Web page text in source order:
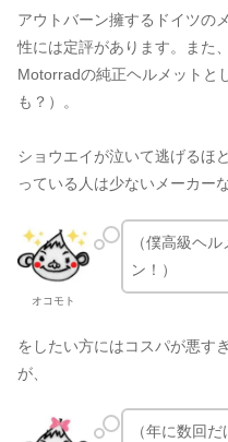
アウトバーン擁するドイツの
性には定評があります。また
Motorradの純正ヘルメットと
も？）。
ショウエイが泣いて逃げるほ
っている人は少ないメーカーな
オコモト
（僕高級ヘ
ン！）
をしたい方にはコスパが悪す
が、
（年に数回